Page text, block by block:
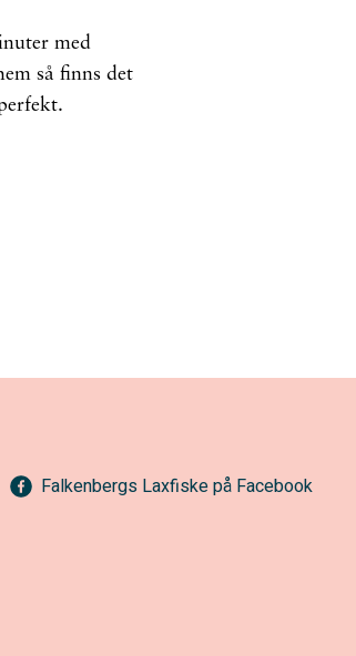
med
så finns det
Falkenbergs Laxfiske på Facebook